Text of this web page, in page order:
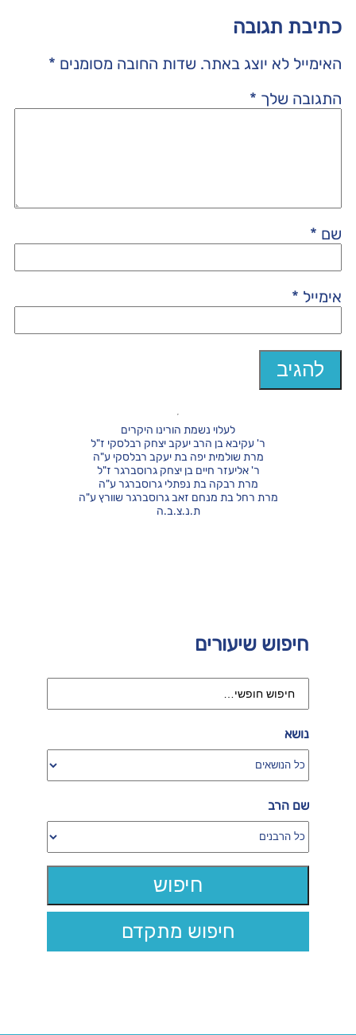
כתיבת תגובה
האימייל לא יוצג באתר. שדות החובה מסומנים *
התגובה שלך *
שם *
אימייל *
חיפוש שיעורים
נושא
שם הרב
חיפוש מתקדם
לעלוי נשמת הורינו היקרים
ר' עקיבא בן הרב יעקב יצחק רבלסקי ז"ל
מרת שולמית יפה בת יעקב רבלסקי ע"ה
ר' אליעזר חיים בן יצחק גרוסברגר ז"ל
מרת רבקה בת נפתלי גרוסברגר ע"ה
מרת רחל בת מנחם זאב גרוסברגר שוורץ ע"ה
ת.נ.צ.ב.ה